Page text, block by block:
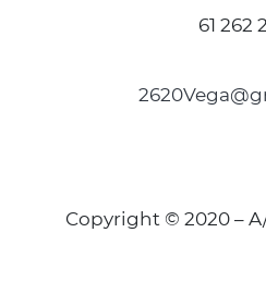
61 262
Copyright © 2020 –